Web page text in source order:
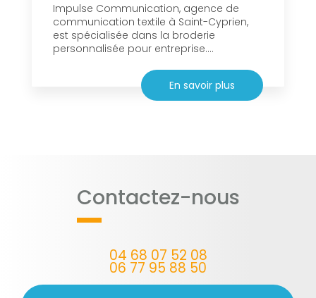
Impulse Communication, agence de
communication textile à Saint-Cyprien,
est spécialisée dans la broderie
personnalisée pour entreprise....
En savoir plus
Contactez-nous
04 68 07 52 08
06 77 95 88 50